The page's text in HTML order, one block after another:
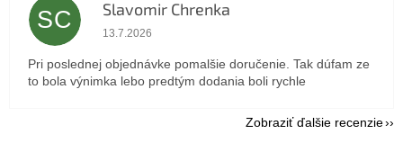
SC Slavomir Chrenka
Hodnotenie obchodu je 5 z 5 hviezdičiek.
13.7.2026
Pri poslednej objednávke pomalšie doručenie. Tak dúfam ze
to bola výnimka lebo predtým dodania boli rychle
Zobraziť ďalšie recenzie